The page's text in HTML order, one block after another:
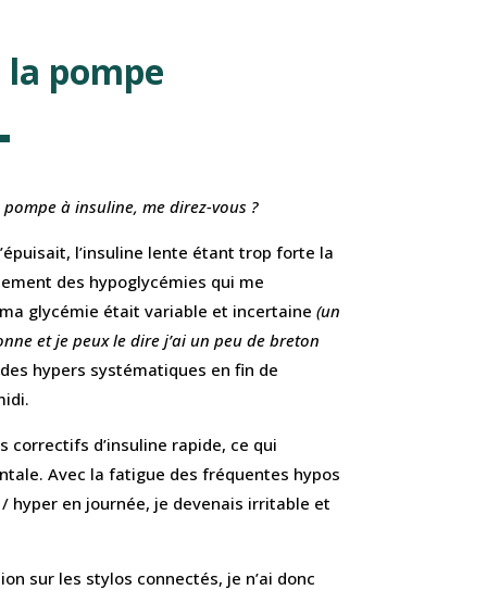
la pompe
à insuline, me direz-vous ?
l’insuline lente étant trop forte la
des hypoglycémies qui me
glycémie était variable et incertaine (un
et je peux le dire j’ai un peu de breton
hypers systématiques en fin de
correctifs d’insuline rapide, ce qui
Avec la fatigue des fréquentes hypos
hyper en journée, je devenais irritable et
sur les stylos connectés, je n’ai donc